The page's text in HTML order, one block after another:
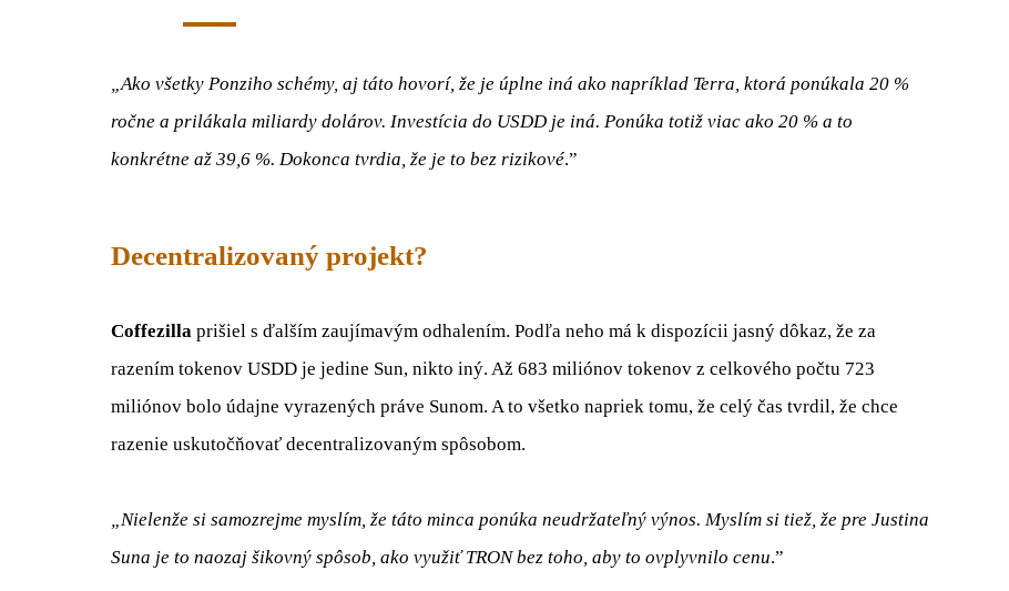
„Ako všetky Ponziho schémy, aj táto hovorí, že je úplne iná ako napríklad Terra, ktorá ponúkala 20 %
ročne a prilákala miliardy dolárov. Investícia do USDD je iná. Ponúka totiž viac ako 20 % a to
konkrétne až 39,6 %. Dokonca tvrdia, že je to bez rizikové.”
Decentralizovaný projekt?
Coffezilla prišiel s ďalším zaujímavým odhalením. Podľa neho má k dispozícii jasný dôkaz, že za
razením tokenov USDD je jedine Sun, nikto iný. Až 683 miliónov tokenov z celkového počtu 723
miliónov bolo údajne vyrazených práve Sunom. A to všetko napriek tomu, že celý čas tvrdil, že chce
razenie uskutočňovať decentralizovaným spôsobom.
„Nielenže si samozrejme myslím, že táto minca ponúka neudržateľný výnos. Myslím si tiež, že pre Justina
Suna je to naozaj šikovný spôsob, ako využiť TRON bez toho, aby to ovplyvnilo cenu.”